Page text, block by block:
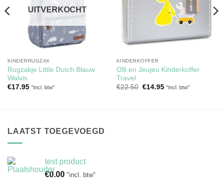
UITVERKOCHT
KINDERRUGZAK
Rugzakje Little Dutch Blauw
Walvis
€17.95 "incl. btw"
KINDERKOFFER
Olli en Jeujeu Kinderkoffer
Travel
€22.50 Oorspronkelijke
€14.95Huidige
"incl. btw"
LAATST TOEGEVOEGD
test product
€0.00 "incl. btw"